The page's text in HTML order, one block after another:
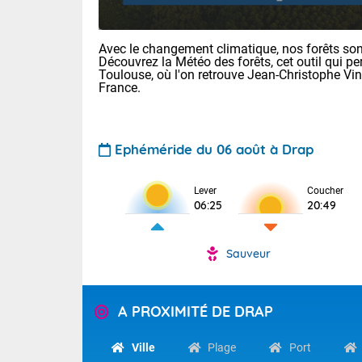
2026 :
Avec le changement climatique, nos forêts
Découvrez la Météo des forêts, cet outil qui
Toulouse, où l'on retrouve Jean-Christophe
France.
Ephéméride du 06 août à Drap
Lever
06:25
Coucher
20:49
Sauveur
A PROXIMITÉ DE DRAP
Ville Plage Port
28 Lyon :
: 27 Nancy :
31 Lille : 26
alors que la